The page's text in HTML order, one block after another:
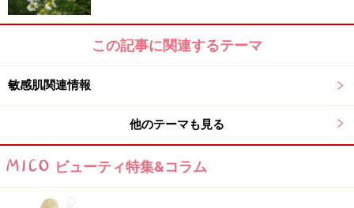
この記事に関連するテーマ
敏感肌関連情報
他のテーマも見る
ビューティ特集&コラム